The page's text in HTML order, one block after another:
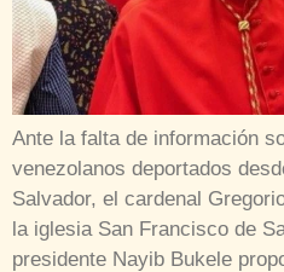
Ante la falta de información
venezolanos deportados
Salvador, el cardenal
la iglesia San Francisco de
presidente Nayib Bukele